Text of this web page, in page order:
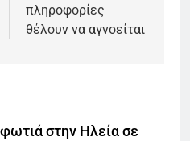
πληροφορίες
θέλουν να αγνοείται
στην Ηλεία σε